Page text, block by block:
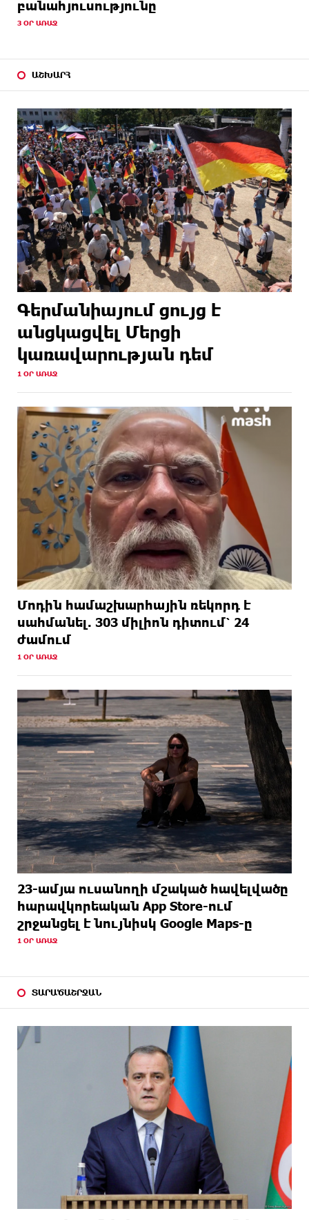
բանահյուսությունը
3 ՕՐ ԱՌԱՋ
ԱՇԽԱՐՀ
Գերմանիայում ցույց է
անցկացվել Մերցի
կառավարության դեմ
1 ՕՐ ԱՌԱՋ
Մոդին համաշխարհային ռեկորդ է
սահմանել. 303 միլիոն դիտում՝ 24
ժամում
1 ՕՐ ԱՌԱՋ
23-ամյա ուսանողի մշակած հավելվածը
հարավկորեական App Store-ում
շրջանցել է նույնիսկ Google Maps-ը
1 ՕՐ ԱՌԱՋ
ՏԱՐԱԾԱՇՐՋԱՆ